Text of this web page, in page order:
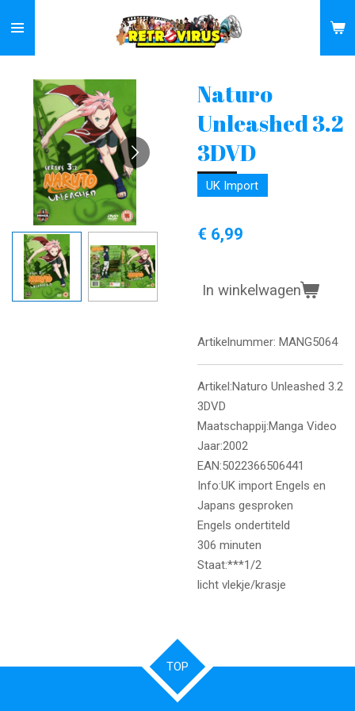
direct
naar
hoofdinhoud
Naturo
Unleashed 3.2
3DVD
UK Import
€ 6,99
In winkelwagen
Artikelnummer: MANG5064
Artikel:Naturo Unleashed 3.2
3DVD
Maatschappij:Manga Video
Jaar:2002
EAN:5022366506441
Info:UK import Engels en
Japans gesproken
Engels ondertiteld
306 minuten
Staat:***1/2
licht vlekje/krasje
TOP